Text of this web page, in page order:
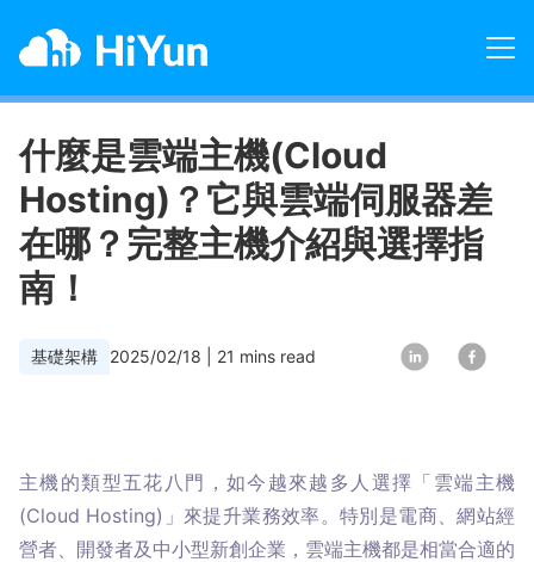
什麼是雲端主機(Cloud
Hosting)？它與雲端伺服器差
在哪？完整主機介紹與選擇指
南！
基礎架構 2025/02/18 21 mins read
主機的類型五花八門，如今越來越多人選擇「雲端主機
(Cloud Hosting)」來提升業務效率。特別是電商、網站經
營者、開發者及中小型新創企業，雲端主機都是相當合適的